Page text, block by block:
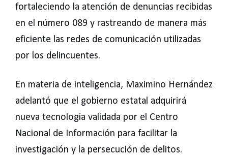
fortaleciendo la atención de denuncias recibidas
en el número 089 y rastreando de manera más
eficiente las redes de comunicación utilizadas
por los delincuentes.
En materia de inteligencia, Maximino Hernández
adelantó que el gobierno estatal adquirirá
nueva tecnología validada por el Centro
Nacional de Información para facilitar la
investigación y la persecución de delitos.